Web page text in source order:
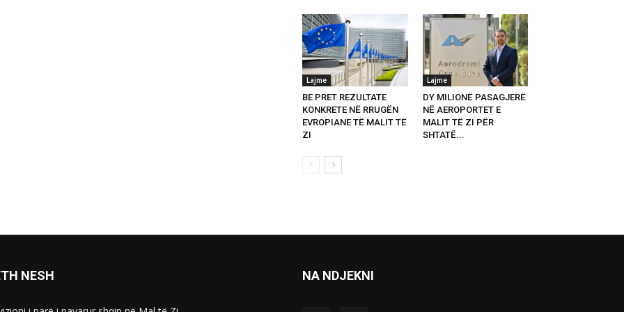
Lajme
BE PRET REZULTATE
KONKRETE NË RRUGËN
EVROPIANE TË MALIT TË
ZI
Lajme
DY MILIONË PASAGJERË
NË AEROPORTET E
MALIT TË ZI PËR
SHTATË...
NESH NA NDJEKNI